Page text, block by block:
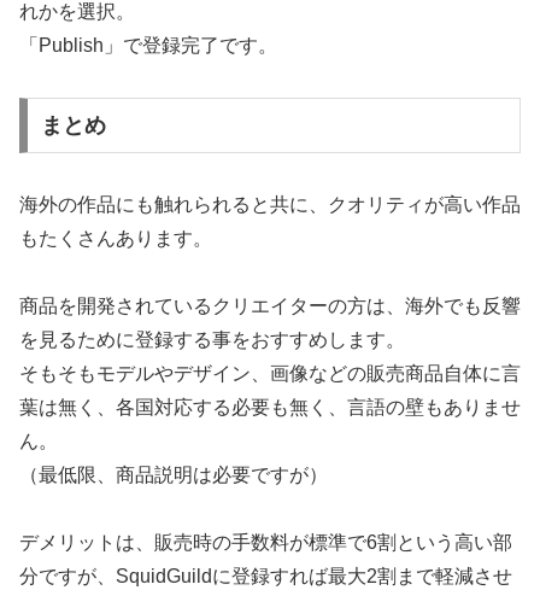
れかを選択。
「Publish」で登録完了です。
まとめ
海外の作品にも触れられると共に、クオリティが高い作品
もたくさんあります。
商品を開発されているクリエイターの方は、海外でも反響
を見るために登録する事をおすすめします。
そもそもモデルやデザイン、画像などの販売商品自体に言
葉は無く、各国対応する必要も無く、言語の壁もありませ
ん。
（最低限、商品説明は必要ですが）
デメリットは、販売時の手数料が標準で6割という高い部
分ですが、SquidGuildに登録すれば最大2割まで軽減させ